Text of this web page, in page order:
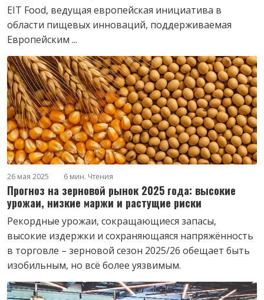
EIT Food, ведущая европейская инициатива в
области пищевых инноваций, поддерживаемая
Европейским ...
26 мая 2025 6 мин. Чтения
Прогноз на зерновой рынок 2025 года: высокие
урожаи, низкие маржи и растущие риски
Рекордные урожаи, сокращающиеся запасы,
высокие издержки и сохраняющаяся напряжённость
в торговле – зерновой сезон 2025/26 обещает быть
изобильным, но всё более уязвимым.